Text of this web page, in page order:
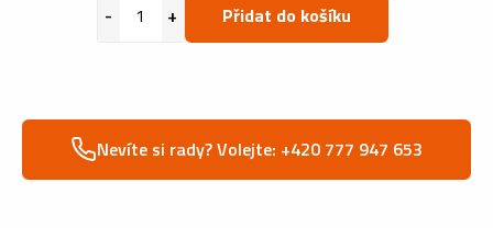
Přidat do košíku
Nevíte si rady? Volejte: +420 777 947 653